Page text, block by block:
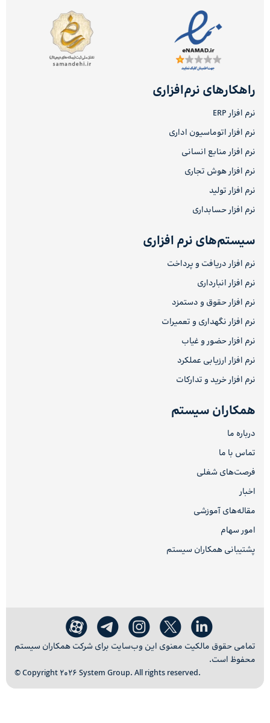
راهکارهای نرم‌افزاری
نرم افزار ERP
نرم افزار اتوماسیون اداری
نرم افزار منابع انسانی
نرم افزار هوش تجاری
نرم افزار تولید
نرم افزار حسابداری
سیستم‌های نرم افزاری
نرم افزار دریافت و پرداخت
نرم افزار انبارداری
نرم افزار حقوق و دستمزد
نرم افزار نگهداری و تعمیرات
نرم افزار حضور و غیاب
نرم افزار ارزیابی عملکرد
نرم افزار خرید و تدارکات
همکاران سیستم
درباره ما
تماس با ما
فرصت‌های شغلی
اخبار
مقاله‌های آموزشی
امور سهام
پشتیبانی همکاران سیستم
تمامی حقوق مالکیت معنوی این وب‌سایت برای شرکت همکاران سیستم
محفوظ است.
© Copyright 2026 System Group. All rights reserved.